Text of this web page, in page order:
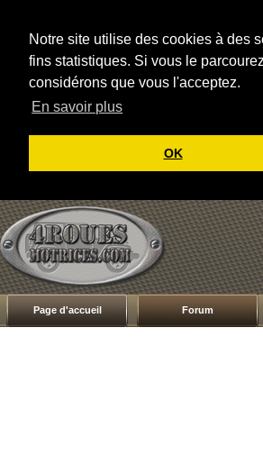
Notre site utilise des cookies à des
fins statistiques. Si vous le
considérons que vous l'acceptez.
En savoir plus
OK
Page d'accueil Forum